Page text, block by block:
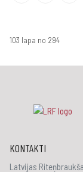
103 lapa no 294
KONTAKTI
Latvijas